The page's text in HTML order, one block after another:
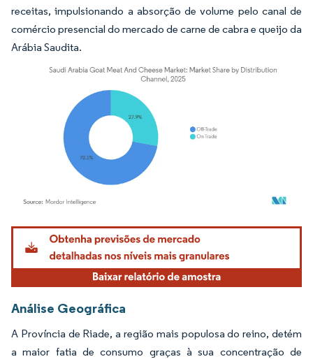
receitas, impulsionando a absorção de volume pelo canal de
comércio presencial do mercado de carne de cabra e queijo da
Arábia Saudita.
Imagem © Mordor Intelligence. O reuso requer atribuição conforme CC BY 4.0.
Análise Geográfica
A Província de Riade, a região mais populosa do reino, detém
a maior fatia de consumo graças à sua concentração de